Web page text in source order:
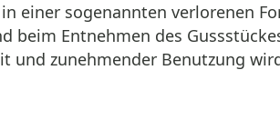
einer sogenannten verlorenen
beim Entnehmen des
zunehmender Benutzung